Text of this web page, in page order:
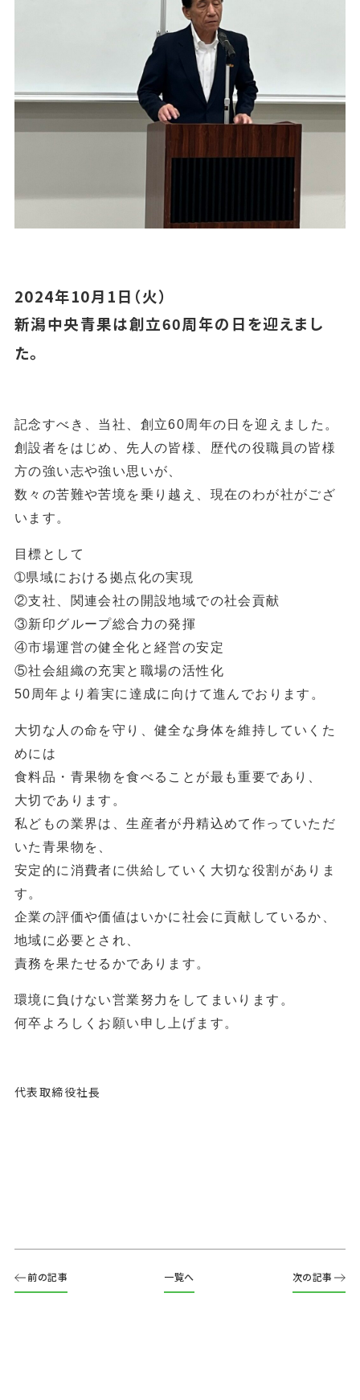
2024年10月1日（火）
新潟中央青果は創立60周年の日を迎えまし
た。
記念すべき、当社、創立60周年の日を迎えました。
創設者をはじめ、先人の皆様、歴代の役職員の皆様
方の強い志や強い思いが、
数々の苦難や苦境を乗り越え、現在のわが社がござ
います。
目標として
➀県域における拠点化の実現
②支社、関連会社の開設地域での社会貢献
③新印グループ総合力の発揮
④市場運営の健全化と経営の安定
⑤社会組織の充実と職場の活性化
50 周年より着実に達成に向けて進んでおります。
大切な人の命を守り、健全な身体を維持していくた
めには
食料品・青果物を食べることが最も重要であり、
大切であります。
私どもの業界は、生産者が丹精込めて作っていただ
いた青果物を、
安定的に消費者に供給していく大切な役割がありま
す。
企業の評価や価値はいかに社会に貢献しているか、
地域に必要とされ、
責務を果たせるかであります。
環境に負けない営業努力をしてまいります。
何卒よろしくお願い申し上げます。
代表取締役社長
前の記事 一覧へ 次の記事